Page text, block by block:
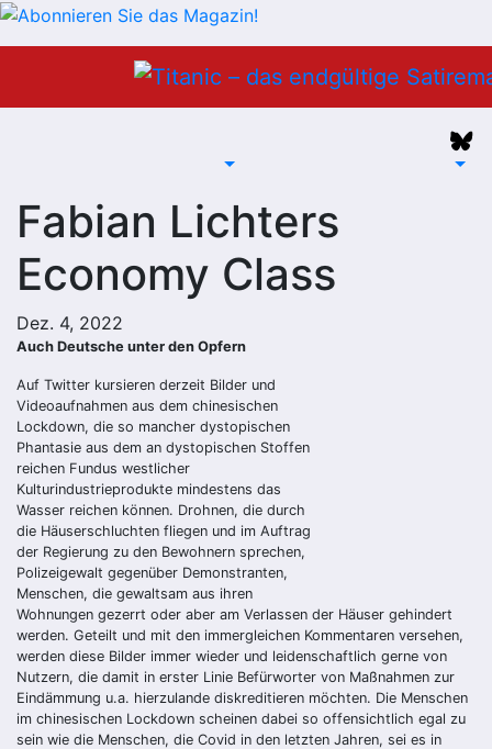
Fabian Lichters
Economy Class
Dez. 4, 2022
Auch Deutsche unter den Opfern
Auf Twitter kursieren derzeit Bilder und
Videoaufnahmen aus dem chinesischen
Lockdown, die so mancher dystopischen
Phantasie aus dem an dystopischen Stoffen
reichen Fundus westlicher
Kulturindustrieprodukte mindestens das
Wasser reichen können. Drohnen, die durch
die Häuserschluchten fliegen und im Auftrag
der Regierung zu den Bewohnern sprechen,
Polizeigewalt gegenüber Demonstranten,
Menschen, die gewaltsam aus ihren
Wohnungen gezerrt oder aber am Verlassen der Häuser gehindert
werden. Geteilt und mit den immergleichen Kommentaren versehen,
werden diese Bilder immer wieder und leidenschaftlich gerne von
Nutzern, die damit in erster Linie Befürworter von Maßnahmen zur
Eindämmung u.a. hierzulande diskreditieren möchten. Die Menschen
im chinesischen Lockdown scheinen dabei so offensichtlich egal zu
sein wie die Menschen, die Covid in den letzten Jahren, sei es in